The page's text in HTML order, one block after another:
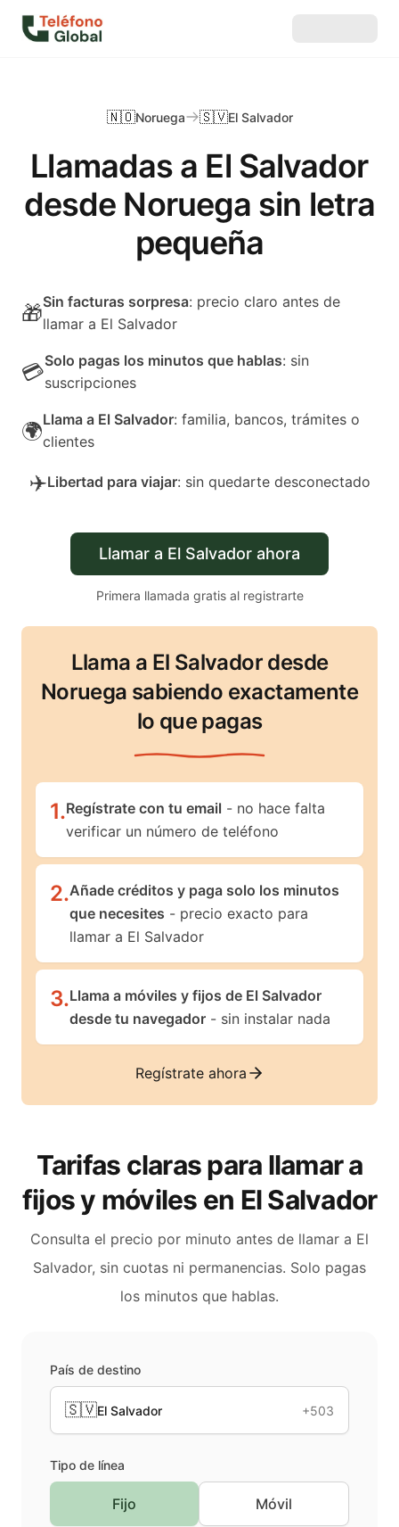
Llamadas a El Salvador
desde Noruega sin letra
pequeña
🇳🇴Noruega 🇸🇻El Salvador
🎁Sin facturas sorpresa: precio claro antes de
llamar a El Salvador
💳Solo pagas los minutos que hablas: sin
suscripciones
🌍Llama a El Salvador: familia, bancos, trámites o
clientes
✈️Libertad para viajar: sin quedarte desconectado
Llamar a El Salvador ahora
Primera llamada gratis al registrarte
Llama a El Salvador desde
Noruega sabiendo exactamente
lo que pagas
1.Regístrate con tu email - no hace falta
verificar un número de teléfono
2.Añade créditos y paga solo los minutos
que necesites - precio exacto para
llamar a El Salvador
3.Llama a móviles y fijos de El Salvador
desde tu navegador - sin instalar nada
Regístrate ahora
Tarifas claras para llamar a
fijos y móviles en El Salvador
Consulta el precio por minuto antes de llamar a El
Salvador, sin cuotas ni permanencias. Solo pagas
los minutos que hablas.
País de destino
🇸🇻El Salvador +503
Tipo de línea
Fijo Móvil